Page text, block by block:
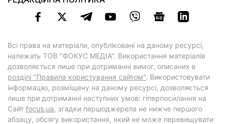
Всі права на матеріали, опубліковані на даному ресурсі,
належать ТОВ "ФОКУС МЕДІА". Використання матеріалів
дозволяється лише при дотриманні вимог, описаних в
розділі "Правила користування сайтом". Використовувати
інформацію, розміщену на даному ресурсі, дозволяється
лише при дотриманні наступних умов: гіперпосилання на
Cайт focus.ua, згадки першоджерела не нижче першого
абзацу, обсягу використання, який не може перевищувати